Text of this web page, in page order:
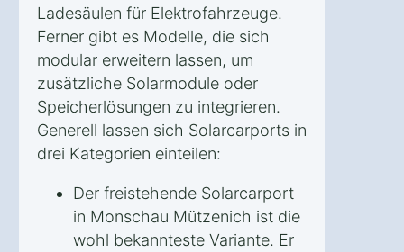
Ladesäulen für Elektrofahrzeuge.
Ferner gibt es Modelle, die sich
modular erweitern lassen, um
zusätzliche Solarmodule oder
Speicherlösungen zu integrieren.
Generell lassen sich Solarcarports in
drei Kategorien einteilen:
Der freistehende Solarcarport
in Monschau Mützenich ist die
wohl bekannteste Variante. Er